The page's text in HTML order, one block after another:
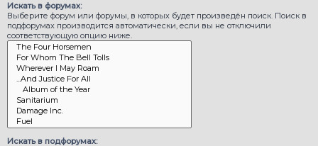
Искать в форумах:
Выберите форум или форумы, в которых будет произведён поиск. Поиск в
подфорумах производится автоматически, если вы не отключили
соответствующую опцию ниже.
Искать в подфорумах: